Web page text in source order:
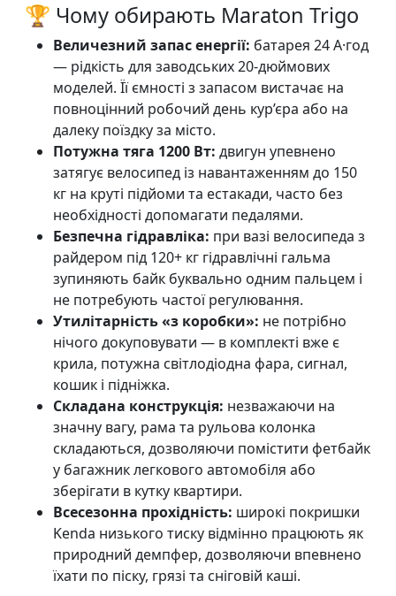
🏆 Чому обирають Maraton Trigo
Величезний запас енергії: батарея 24 А·год
— рідкість для заводських 20-дюймових
моделей. Її ємності з запасом вистачає на
повноцінний робочий день кур’єра або на
далеку поїздку за місто.
Потужна тяга 1200 Вт: двигун упевнено
затягує велосипед із навантаженням до 150
кг на круті підйоми та естакади, часто без
необхідності допомагати педалями.
Безпечна гідравліка: при вазі велосипеда з
райдером під 120+ кг гідравлічні гальма
зупиняють байк буквально одним пальцем і
не потребують частої регулювання.
Утилітарність «з коробки»: не потрібно
нічого докуповувати — в комплекті вже є
крила, потужна світлодіодна фара, сигнал,
кошик і підніжка.
Складана конструкція: незважаючи на
значну вагу, рама та рульова колонка
складаються, дозволяючи помістити фетбайк
у багажник легкового автомобіля або
зберігати в кутку квартири.
Всесезонна прохідність: широкі покришки
Kenda низького тиску відмінно працюють як
природний демпфер, дозволяючи впевнено
їхати по піску, грязі та сніговій каші.